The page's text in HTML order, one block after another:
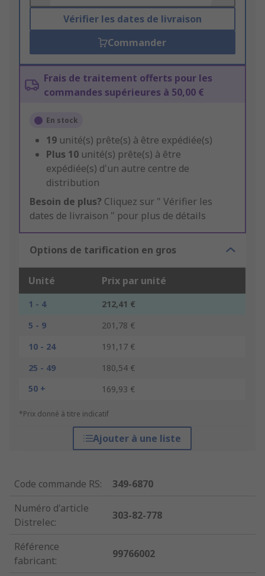
Vérifier les dates de livraison
Commander
Frais de traitement offerts pour les
commandes supérieures à 50,00 €
En stock
19 unité(s) prête(s) à être expédiée(s)
Plus 10 unité(s) prête(s) à être
expédiée(s) d'un autre centre de
distribution
Besoin de plus? Cliquez sur " Vérifier les
dates de livraison " pour plus de détails
Options de tarification en gros
Unité Prix par unité
1 - 4
212,41 €
5 - 9
201,78 €
10 - 24
191,17 €
25 - 49
180,54 €
50 +
169,93 €
*Prix donné à titre indicatif
Ajouter à une liste
Code commande RS:
349-6870
Numéro d'article
Distrelec:
303-82-778
Référence
fabricant:
99766002